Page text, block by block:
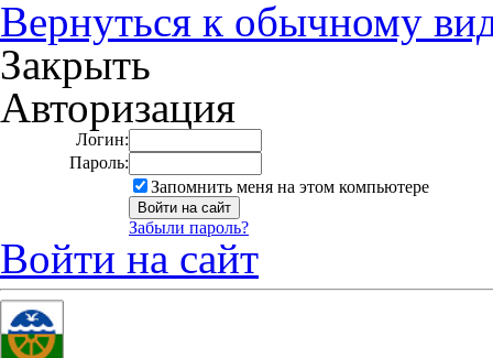
Вернуться к обычному
Закрыть
Авторизация
Логин:
Пароль:
Запомнить меня на этом компьютере
Забыли пароль?
Войти на сайт